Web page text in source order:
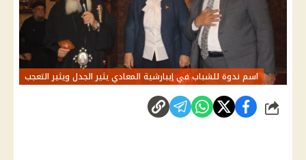
اسم ندوة للشباب في إيبارشية المعادي يثير الجدل ويثير التعجب
شارك